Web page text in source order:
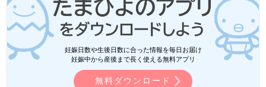
妊娠日数や生後日数に合った情報を毎日お届け
妊娠中から産後まで長く使える無料アプリ
無料ダウンロード